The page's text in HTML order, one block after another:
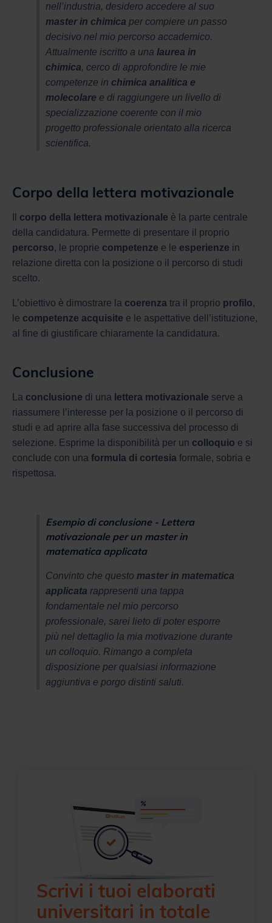
nell’industria, desidero accedere al suo
master in chimica per compiere un passo
decisivo nel mio percorso accademico.
Attualmente iscritto a una laurea in
chimica, cerco di approfondire le mie
competenze in chimica analitica e
molecolare e di raggiungere un livello di
specializzazione coerente con il mio
progetto professionale orientato alla ricerca
scientifica.
Corpo della lettera motivazionale
corpo della lettera motivazionale è la parte centrale
della candidatura. Permette di presentare il proprio
percorso, le proprie competenze e le esperienze in
relazione diretta con la posizione o il percorso di studi
scelto.
L’obiettivo è dimostrare la coerenza tra il proprio profilo,
le competenze acquisite e le aspettative dell’istituzione,
al fine di giustificare chiaramente la candidatura.
Conclusione
La conclusione di una lettera motivazionale serve a
riassumere l’interesse per la posizione o il percorso di
studi e ad aprire alla fase successiva del processo di
selezione. Esprime la disponibilità per un colloquio e si
conclude con una formula di cortesia formale, sobria e
rispettosa.
Esempio di conclusione - Lettera
motivazionale per un master in
matematica applicata
Convinto che questo master in matematica
applicata rappresenti una tappa
fondamentale nel mio percorso
professionale, sarei lieto di poter esporre
più nel dettaglio la mia motivazione durante
un colloquio. Rimango a completa
disposizione per qualsiasi informazione
aggiuntiva e porgo distinti saluti.
Scrivi i tuoi elaborati
universitari in totale